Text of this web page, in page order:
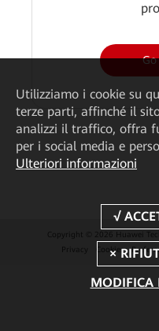
Copyright © 2026 Huawei
Privacy
Cookies
Utilizziamo i cookie su
terze parti, affinché il
analizzi il traffico, offra
per i social media e
Ulteriori informazioni
MODIFICA